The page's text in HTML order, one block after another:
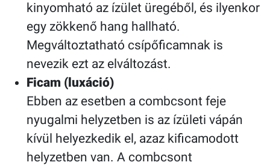
kinyomható az ízület üregéből, és ilyenkor
egy zökkenő hang hallható.
Megváltoztatható csípőficamnak is
nevezik ezt az elváltozást.
Ficam (luxáció)
Ebben az esetben a combcsont feje
nyugalmi helyzetben is az ízületi vápán
kívül helyezkedik el, azaz kificamodott
helyzetben van. A combcsont